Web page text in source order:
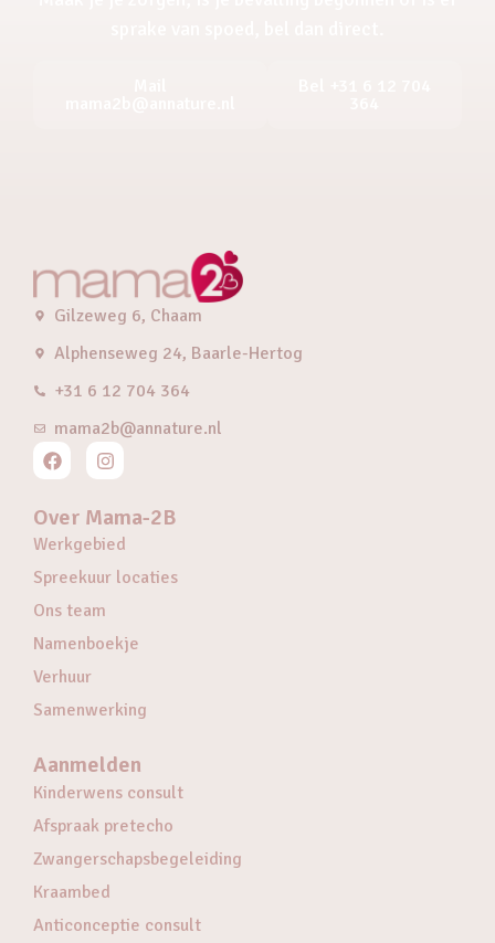
Gilzeweg 6, Chaam
Alphenseweg 24, Baarle-Hertog
+31 6 12 704 364
mama2b@annature.nl
Over Mama-2B
Werkgebied
Spreekuur locaties
Ons team
Namenboekje
Verhuur
Samenwerking
Aanmelden
Kinderwens consult
Afspraak pretecho
Zwangerschapsbegeleiding
Kraambed
Anticonceptie consult